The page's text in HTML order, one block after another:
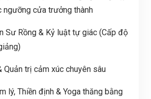
cửa trưởng thành
Sư Rồng & Kỷ luật tự giác (Cấp độ
Quản trị cảm xúc chuyên sâu
lý, Thiền định & Yoga thăng bằng